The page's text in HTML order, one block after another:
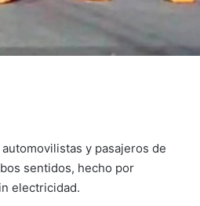
y pasajeros de
sentidos, hecho por
electricidad.